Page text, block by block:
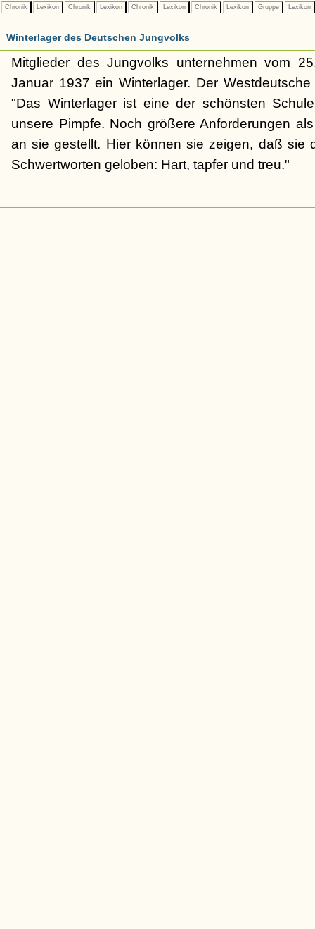
Chronik Lexikon Chronik Lexikon Chronik Lexikon Chronik Lexikon Gruppe Lexikon
Winterlager des Deutschen Jungvolks
Mitglieder des Jungvolks unternehmen vom
Januar 1937 ein Winterlager. Der
"Das Winterlager ist eine der schönsten
unsere Pimpfe. Noch größere Anforderungen
an sie gestellt. Hier können sie zeigen, daß sie
Schwertworten geloben: Hart, tapfer und treu."